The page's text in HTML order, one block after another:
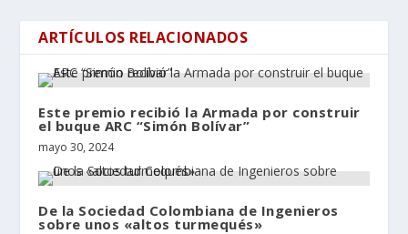
ARTÍCULOS RELACIONADOS
Este premio recibió la Armada por construir
el buque ARC “Simón Bolívar”
mayo 30, 2024
De la Sociedad Colombiana de Ingenieros
sobre unos «altos turmequés»